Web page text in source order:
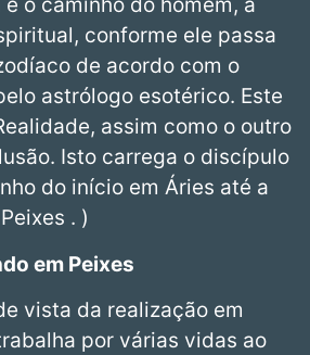
o caminho do homem, a
conforme ele passa
de acordo com o
astrólogo esotérico. Este
assim como o outro
Isto carrega o discípulo
do início em Áries até a
. )
em Peixes
vista da realização em
por várias vidas ao